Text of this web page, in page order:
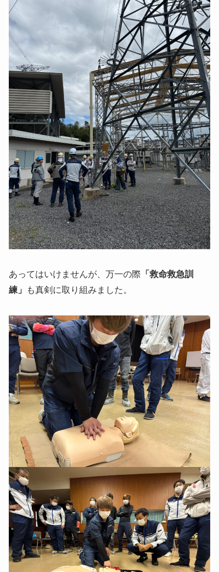
あってはいけませんが、万一の際 「救命救急訓
練」
も真剣に取り組みました。